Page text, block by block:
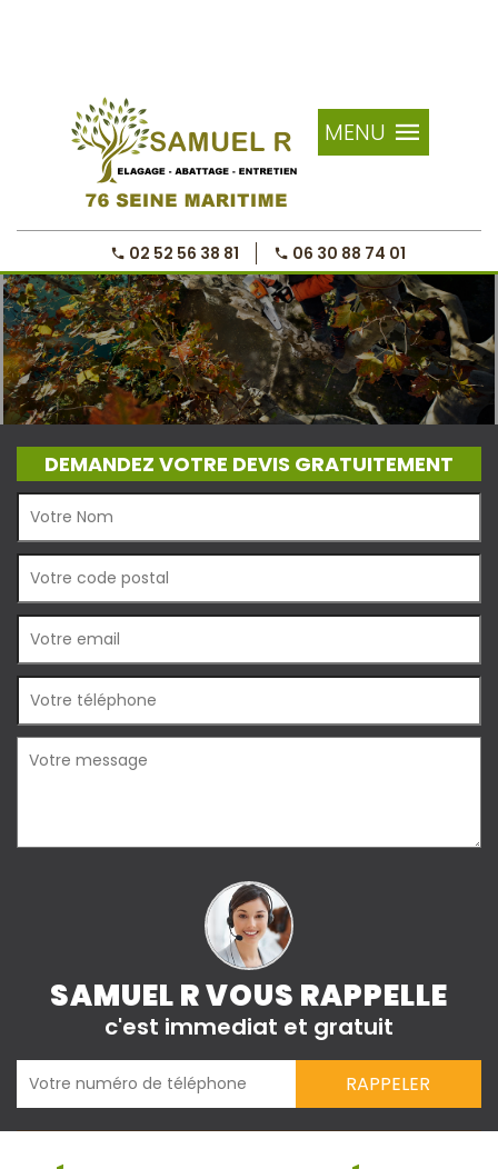
MENU
02 52 56 38 81 06 30 88 74 01
DEMANDEZ VOTRE DEVIS GRATUITEMENT
SAMUEL R VOUS RAPPELLE
c'est immediat et gratuit